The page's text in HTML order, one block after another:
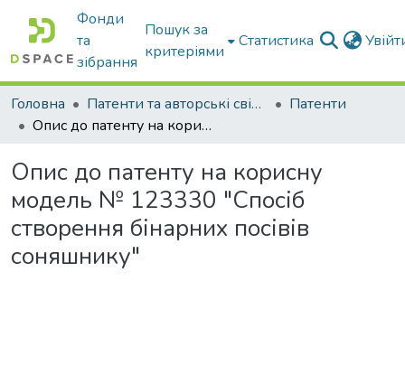
Фонди
та
зібрання
Пошук за
критеріями
Статистика
Головна Патенти та авторські свідоцтва
Патенти
Опис до патенту на корисну модель № 123330 "Спосіб створення бінарних посівів соняшнику"
Опис до патенту на корисну
модель № 123330 "Спосіб
створення бінарних посівів
соняшнику"